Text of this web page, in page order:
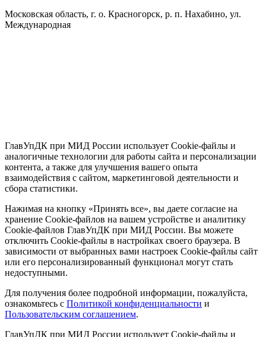
Московская область, г. о. Красногорск, р. п. Нахабино, ул.
Международная
ГлавУпДК при МИД России использует Cookie-файлы и
аналогичные технологии для работы сайта и персонализации
контента, а также для улучшения вашего опыта
взаимодействия с сайтом, маркетинговой деятельности и
сбора статистики.
Нажимая на кнопку «Принять все», вы даете согласие на
хранение Cookie-файлов на вашем устройстве и аналитику
Cookie-файлов ГлавУпДК при МИД России. Вы можете
отключить Cookie-файлы в настройках своего браузера. В
зависимости от выбранных вами настроек Cookie-файлы сайт
или его персонализированный функционал могут стать
недоступными.
Для получения более подробной информации, пожалуйста,
ознакомьтесь с Политикой конфиденциальности и
Пользовательским соглашением.
ГлавУпДК при МИД России использует Cookie-файлы и